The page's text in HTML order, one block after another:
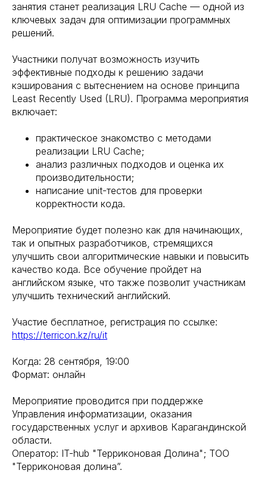
занятия станет реализация LRU Cache — одной из
ключевых задач для оптимизации программных
решений.
Участники получат возможность изучить
эффективные подходы к решению задачи
кэширования с вытеснением на основе принципа
Least Recently Used (LRU). Программа мероприятия
включает:
практическое знакомство с методами
реализации LRU Cache;
анализ различных подходов и оценка их
производительности;
написание unit-тестов для проверки
корректности кода.
Мероприятие будет полезно как для начинающих,
так и опытных разработчиков, стремящихся
улучшить свои алгоритмические навыки и повысить
качество кода. Все обучение пройдет на
английском языке, что также позволит участникам
улучшить технический английский.
Участие бесплатное, регистрация по ссылке:
https://terricon.kz/ru/it
Когда: 28 сентября, 19:00
Формат: онлайн
Мероприятие проводится при поддержке
Управления информатизации, оказания
государственных услуг и архивов Карагандинской
области.
Оператор: IT-hub "Терриконовая Долина"; ТОО
"Терриконовая долина”.